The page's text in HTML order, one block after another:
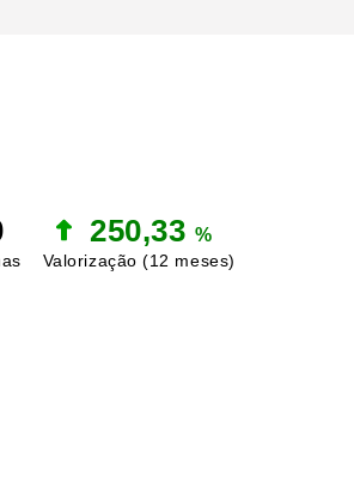
250,33%
Valorização(12 meses)